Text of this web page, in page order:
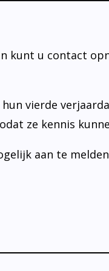
kunt u contact
vierde
ze kennis
aan te